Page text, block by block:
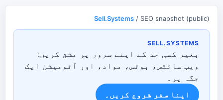
Sell.Systems / SEO snapshot (public)
SELL.SYSTEMS
بغیر کسی حد کے اپنے سرور پر مشق کریں:
ویب سائٹس، بوٹس، مواد، اور آٹومیشن ایک
جگہ پر۔
اپنا سفر شروع کریں۔